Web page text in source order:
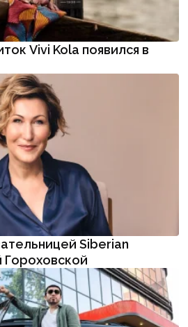
Vivi Kola появился в
Siberian
Гороховской